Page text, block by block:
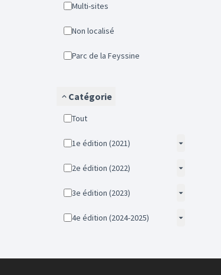
Multi-sites
Non localisé
Parc de la Feyssine
Catégorie
Tout
1e édition (2021)
2e édition (2022)
3e édition (2023)
4e édition (2024-2025)